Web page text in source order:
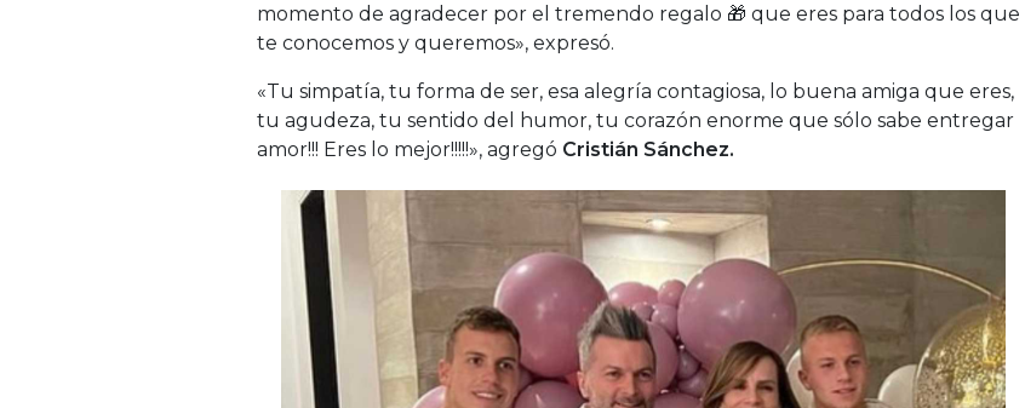
momento de agradecer por el tremendo regalo 🎁 que eres para todos los que
te conocemos y queremos», expresó.
«Tu simpatía, tu forma de ser, esa alegría contagiosa, lo buena amiga que eres,
tu agudeza, tu sentido del humor, tu corazón enorme que sólo sabe entregar
amor!!! Eres lo mejor!!!!!», agregó Cristián Sánchez.